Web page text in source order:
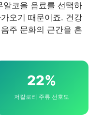
알코올 음료를 선택하
오기 때문이죠. 건강
주 문화의 근간을 흔
22%
저칼로리 주류 선호도